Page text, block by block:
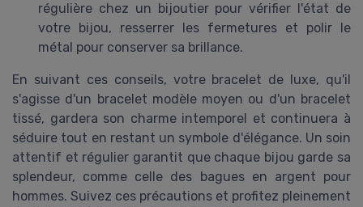
régulière chez un bijoutier pour vérifier l'état de
votre bijou, resserrer les fermetures et polir le
métal pour conserver sa brillance.
En suivant ces conseils, votre bracelet de luxe, qu'il
s'agisse d'un bracelet modèle moyen ou d'un bracelet
tissé, gardera son charme intemporel et continuera à
séduire tout en restant un symbole d'élégance. Un soin
attentif et régulier garantit que chaque bijou garde sa
splendeur, comme celle des bagues en argent pour
hommes. Suivez ces précautions et profitez pleinement